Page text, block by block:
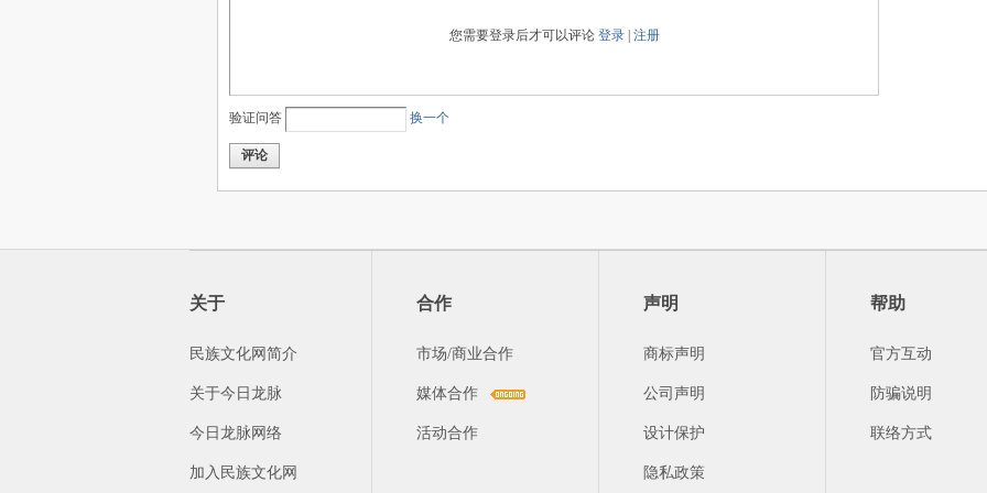
您需要登录后才可以评论 登录| 注册
验证问答 换一个
评论
关于
民族文化网简介
关于今日龙脉
今日龙脉网络
加入民族文化网
合作
市场/商业合作
媒体合作
活动合作
声明
商标声明
公司声明
设计保护
隐私政策
帮助
官方互动
防骗说明
联络方式